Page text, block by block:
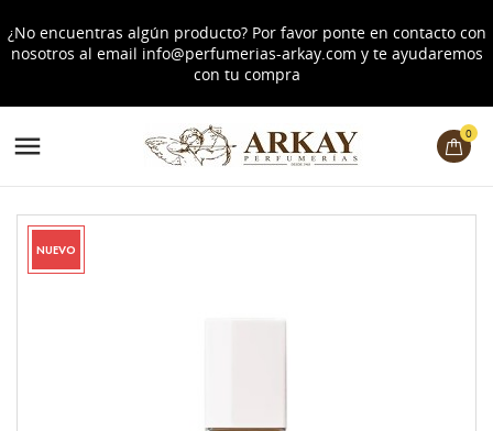
¿No encuentras algún producto? Por favor ponte en contacto con
nosotros al email info@perfumerias-arkay.com y te ayudaremos
con tu compra
 0
NUEVO